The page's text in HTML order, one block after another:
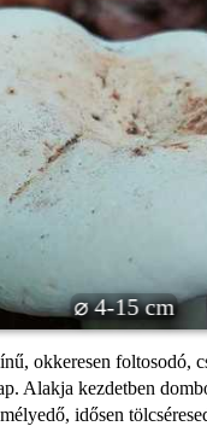
okkeresen foltosodó,
Alakja kezdetben
idősen
⌀ 4-15 cm